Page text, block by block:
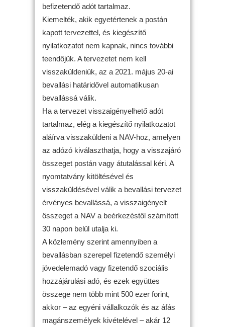
befizetendő adót tartalmaz.
Kiemelték, akik egyetértenek a postán
kapott tervezettel, és kiegészítő
nyilatkozatot nem kapnak, nincs további
teendőjük. A tervezetet nem kell
visszaküldeniük, az a 2021. május 20-ai
bevallási határidővel automatikusan
bevallássá válik.
Ha a tervezet visszaigényelhető adót
tartalmaz, elég a kiegészítő nyilatkozatot
aláírva visszaküldeni a NAV-hoz, amelyen
az adózó kiválaszthatja, hogy a visszajáró
összeget postán vagy átutalással kéri. A
nyomtatvány kitöltésével és
visszaküldésével válik a bevallási tervezet
érvényes bevallássá, a visszaigényelt
összeget a NAV a beérkezéstől számított
30 napon belül utalja ki.
A közlemény szerint amennyiben a
bevallásban szerepel fizetendő személyi
jövedelemadó vagy fizetendő szociális
hozzájárulási adó, és ezek együttes
összege nem több mint 500 ezer forint,
akkor – az egyéni vállalkozók és az áfás
magánszemélyek kivételével – akár 12